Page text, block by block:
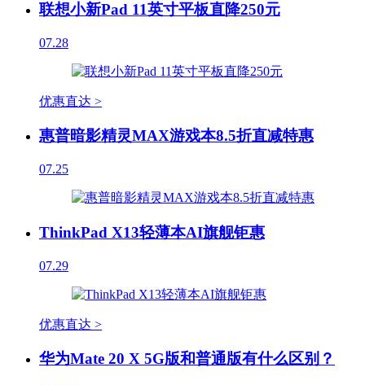
联想小新Pad 11英寸平板直降250元
07.28
优惠直达 >
惠普暗影精灵MAX游戏本8.5折直减特惠
07.25
ThinkPad X13轻薄本AI旗舰钜惠
07.29
优惠直达 >
华为Mate 20 X 5G版和普通版有什么区别？